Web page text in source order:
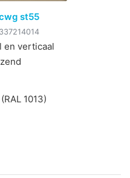
st55
en verticaal
(RAL 1013)